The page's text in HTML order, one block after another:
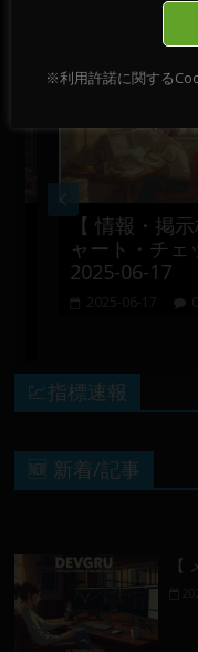
おすすめ
【 情報・掲示
ャート・チェッ
2025-06-17
2025-06-17 0
💹指標速報
🆕 新着/記事
※利用許諾に関する